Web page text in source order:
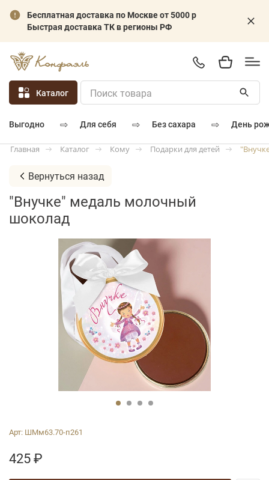
Бесплатная доставка по Москве от 5000 р
Быстрая доставка ТК в регионы РФ
Каталог
выгодно ⇨ для себя ⇨ без сахара ⇨ день
Главная Каталог Кому Подарки для детей
Вернуться назад
"Внучке" медаль молочный
шоколад
Арт: ШМм63.70-п261
425₽